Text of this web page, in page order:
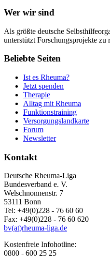
Wer wir sind
Als größte deutsche
unterstützt Forschungsprojekte
Beliebte Seiten
Ist es Rheuma?
Jetzt spenden
Therapie
Alltag mit Rheuma
Funktionstraining
Versorgungslandkarte
Forum
Newsletter
Kontakt
Deutsche Rheuma-Liga
Bundesverband e. V.
Welschnonnenstr. 7
53111 Bonn
Tel: +49(0)228 - 76 60 60
Fax: +49(0)228 - 76 60 620
bv(at)rheuma-liga.de
Kostenfreie Infohotline:
0800 - 600 25 25